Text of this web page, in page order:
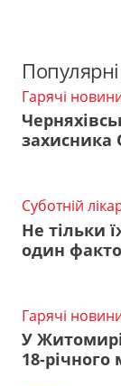
Гарячі
захисника
Суботній
Не тільки
один
Гарячі
У Житомирі
18-річного